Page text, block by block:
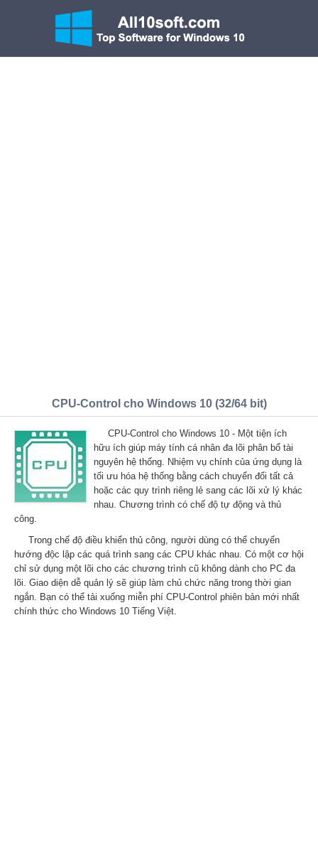
CPU-Control cho Windows 10 (32/64 bit)
CPU-Control cho Windows 10 - Một tiện ích
hữu ích giúp máy tính cá nhân đa lõi phân bổ tài
nguyên hệ thống. Nhiệm vụ chính của ứng dụng là
tối ưu hóa hệ thống bằng cách chuyển đổi tất cả
hoặc các quy trình riêng lẻ sang các lõi xử lý khác
nhau. Chương trình có chế độ tự động và thủ
công.
Trong chế độ điều khiển thủ công, người dùng có thể chuyển
hướng độc lập các quá trình sang các CPU khác nhau. Có một cơ hội
chỉ sử dụng một lõi cho các chương trình cũ không dành cho PC đa
lõi. Giao diện dễ quản lý sẽ giúp làm chủ chức năng trong thời gian
ngắn. Bạn có thể tải xuống miễn phí CPU-Control phiên bản mới nhất
chính thức cho Windows 10 Tiếng Việt.